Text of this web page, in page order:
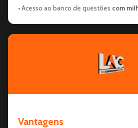
• Acesso ao banco de questões com
Vantagens